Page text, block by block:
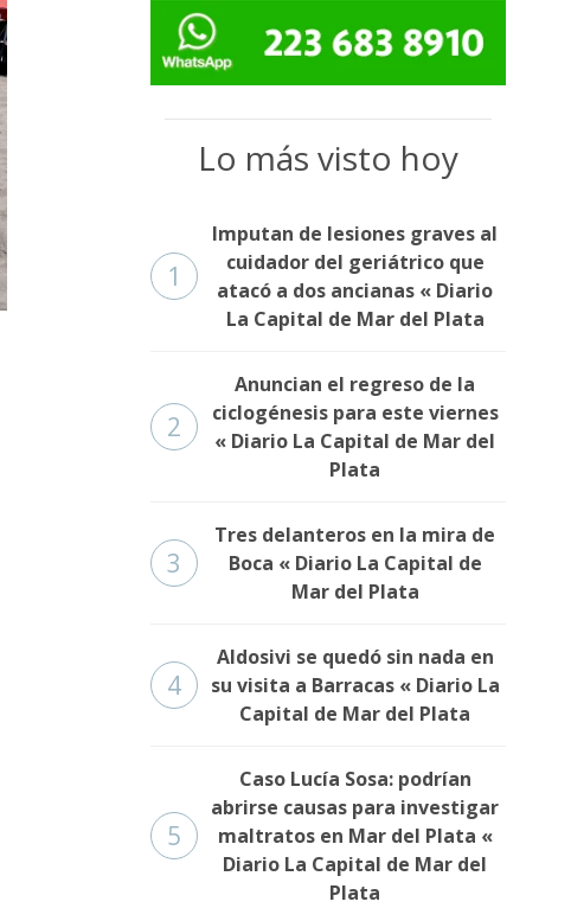
Lo más visto hoy
1
Imputan de lesiones graves al
cuidador del geriátrico que
atacó a dos ancianas « Diario
La Capital de Mar del Plata
2
Anuncian el regreso de la
ciclogénesis para este viernes
« Diario La Capital de Mar del
Plata
3
Tres delanteros en la mira de
Boca « Diario La Capital de
Mar del Plata
4
Aldosivi se quedó sin nada en
su visita a Barracas « Diario La
Capital de Mar del Plata
5
Caso Lucía Sosa: podrían
abrirse causas para investigar
maltratos en Mar del Plata «
Diario La Capital de Mar del
Plata